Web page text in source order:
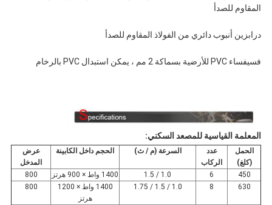
المقاوم للصدأ
درابزين أنبوب دائري من الفولاذ المقاوم للصدأ
فسيفساء PVC للأرضية بسماكة 2 مم ، يمكن استبدال PVC بالرخام
المعلمة القياسية للمصعد السكني:
الحمل
(كلغ)
عدد
الركاب
السرعة (م / ث) الحجم داخل الكابينة
عرض
المدخل
450
6
1.0 / 1.5 1400 واط × 900 هرتز
800
630
8
1.0 / 1.5 / 1.75
1400 واط × 1200
هرتز
800